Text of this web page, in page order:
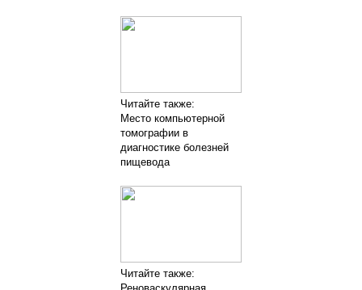
Читайте также:
Место компьютерной
томографии в
диагностике болезней
пищевода
Читайте также: